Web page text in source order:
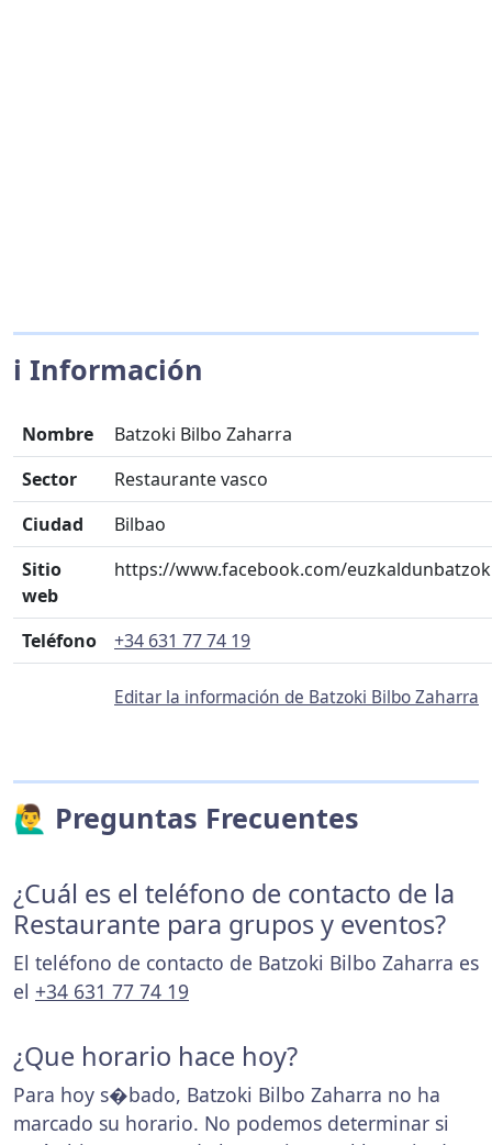
ℹ️ Información
Nombre
Batzoki Bilbo Zaharra
Sector
Restaurante vasco
Ciudad
Bilbao
Sitio
web
https://www.facebook.com/
Teléfono +34 631 77 74 19
Editar la información de Batzoki Bilbo Zaharra
🙋‍♂️ Preguntas Frecuentes
¿Cuál es el teléfono de contacto de la
Restaurante para grupos y eventos?
El teléfono de contacto de Batzoki Bilbo Zaharra es
el +34 631 77 74 19
¿Que horario hace hoy?
Para hoy s�bado, Batzoki Bilbo Zaharra no ha
marcado su horario. No podemos determinar si